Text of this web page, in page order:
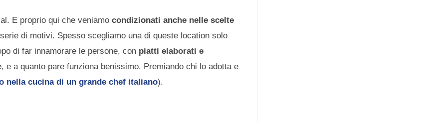
E proprio qui che veniamocondizionati anche nelle scelte
di motivi. Spesso scegliamo una di queste location solo
di far innamorare le persone, con piatti elaborati e
e a quanto pare funziona benissimo. Premiando chi lo adotta e
nella cucina di un grande chef italiano).